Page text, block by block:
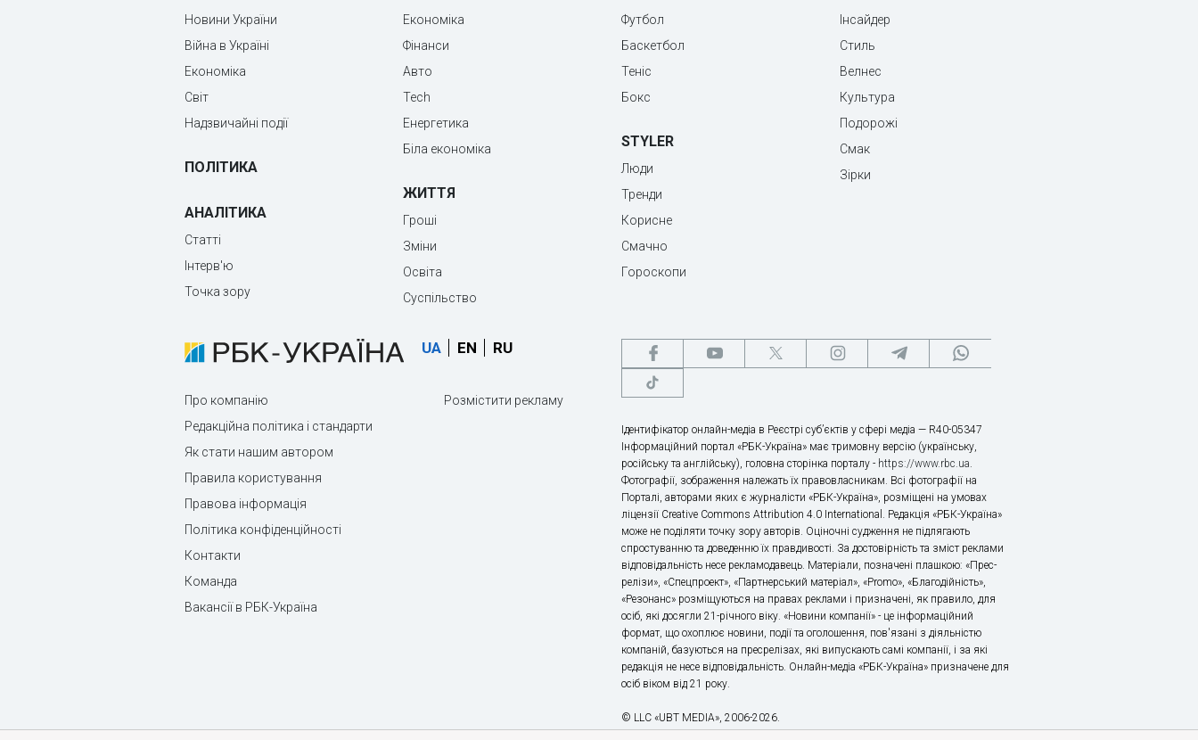
Новини України
Війна в Україні
Економіка
Світ
Надзвичайні події
ПОЛІТИКА
АНАЛІТИКА
Статті
Інтерв'ю
Точка зору
Економіка
Фінанси
Авто
Tech
Енергетика
Біла економіка
ЖИТТЯ
Гроші
Зміни
Освіта
Суспільство
Футбол
Баскетбол
Теніс
Бокс
STYLER
Люди
Тренди
Корисне
Смачно
Гороскопи
Інсайдер
Стиль
Велнес
Культура
Подорожі
Смак
Зірки
UA EN RU
Про компанію
Редакційна політика і стандарти
Як стати нашим автором
Правила користування
Правова інформація
Політика конфіденційності
Контакти
Команда
Вакансії в РБК-Україна
Розмістити рекламу
Ідентифікатор онлайн-медіа в Реєстрі суб’єктів у сфері медіа — R40-05347
Інформаційний портал «РБК-Україна» має тримовну версію (українську,
російську та англійську), головна сторінка порталу - https://www.rbc.ua.
Фотографії, зображення належать їх правовласникам. Всі фотографії на
Порталі, авторами яких є журналісти «РБК-Україна», розміщені на умовах
ліцензії Creative Commons Attribution 4.0 International. Редакція «РБК-Україна»
може не поділяти точку зору авторів. Оціночні судження не підлягають
спростуванню та доведенню їх правдивості. За достовірність та зміст реклами
відповідальність несе рекламодавець. Матеріали, позначені плашкою: «Прес-
релізи», «Спецпроект», «Партнерський матеріал», «Promo», «Благодійність»,
«Резонанс» розміщуються на правах реклами і призначені, як правило, для
осіб, які досягли 21-річного віку. «Новини компанії» - це інформаційний
формат, що охоплює новини, події та оголошення, пов'язані з діяльністю
компаній, базуються на пресрелізах, які випускають самі компанії, і за які
редакція не несе відповідальність. Онлайн-медіа «РБК-Україна» призначене для
осіб віком від 21 року.
© LLC «UBT MEDIA», 2006-2026.